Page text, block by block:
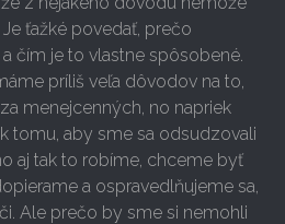
ťažké povedať, prečo
čím je to vlastne spôsobené.
príliš veľa dôvodov na to,
menejcenných, no napriek
tomu, aby sme sa odsudzovali
aj tak to robíme, chceme byť
a ospravedlňujeme sa,
Ale prečo by sme si nemohli